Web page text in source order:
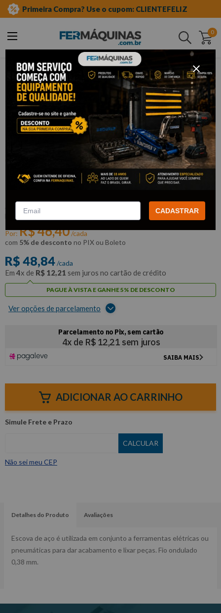
Primeira Compra? Use o cupom: CLIENTEFELIZ
0
Buscar
ferramentas em geral
escovas de aço
circular
Escova de aço circular 6´ - 32 x 25 mm
- BRASFORT
F7242
BRASFORT
Por: R$46,40/cada
com 5% de desconto no PIX ou Boleto
R$ 48,84/cada
Em 4x de R$ 12,21 sem juros no cartão de crédito
PAGUE À VISTA E GANHE 5% DE DESCONTO
Ver opções de parcelamento
ADICIONAR AO CARRINHO
Não sei meu CEP
Detalhes do Produto Avaliações
Escova de aço é utilizada em conjunto a ferramentas elétricas ou
pneumáticas para dar acabamento e lixar peças. Fio ondulado
0,38 mm.
CADASTRAR